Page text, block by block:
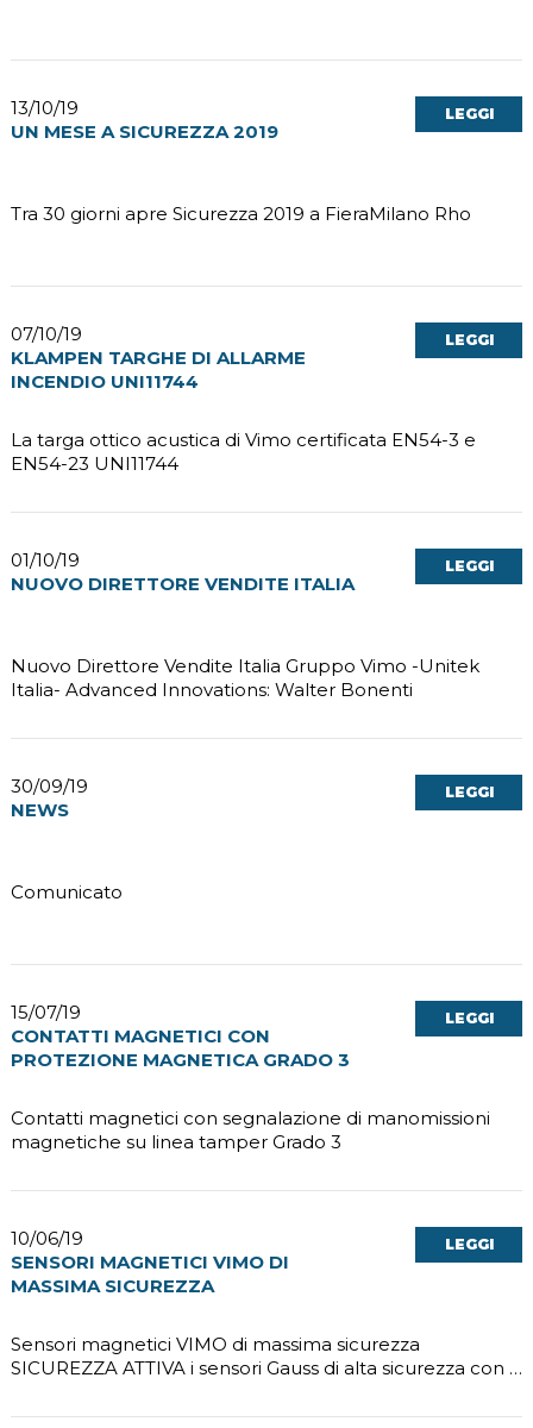
13/10/19
UN MESE A SICUREZZA 2019
Tra 30 giorni apre Sicurezza 2019 a FieraMilano Rho
LEGGI
07/10/19
KLAMPEN TARGHE DI ALLARME
INCENDIO UNI11744
La targa ottico acustica di Vimo certificata EN54-3 e
EN54-23 UNI11744
LEGGI
01/10/19
NUOVO DIRETTORE VENDITE ITALIA
Nuovo Direttore Vendite Italia Gruppo Vimo -Unitek
Italia- Advanced Innovations: Walter Bonenti
LEGGI
30/09/19
NEWS
Comunicato
LEGGI
15/07/19
CONTATTI MAGNETICI CON
PROTEZIONE MAGNETICA GRADO 3
Contatti magnetici con segnalazione di manomissioni
magnetiche su linea tamper Grado 3
LEGGI
10/06/19
SENSORI MAGNETICI VIMO DI
MASSIMA SICUREZZA
Sensori magnetici VIMO di massima sicurezza
SICUREZZA ATTIVA i sensori Gauss di alta sicurezza con …
LEGGI